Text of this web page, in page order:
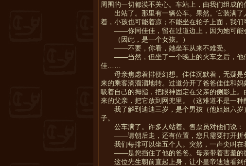
周围的一切都漠不关心。车站上，由我们组成
出站了。那里有一辆公车。果然。它装满
着，小孩也可能着凉；不能坐在轮子上面，我们
——你同佳佳，留在过道边上，因为她可能
（因此，是一个女孩。）
——不要，你看，她坐车从来不难受。
——当然，但坐了一个晚上的火车之后，他
佳……
母亲焦虑着排便幻想。佳佳沉默着，无疑
来的乘客滴溜溜地转。过道分开了爸爸佳佳和
吸着自己的拇指，把眼神固定在父亲的侧影上
来的父亲，把它放到网兜里。（这难道不是一
我了解到迪迪三岁，是个男孩（他姐姐六
子。
公车满了。许多人站着。售票员对他们说：
——请朝后走，还有位置，您只需要打开折
我们每排可以坐五个人。突然，一声尖叫
——是您挡住了他的爸爸。母亲带着害羞的
这位先生朝前直起上身，让小皇帝迪迪看